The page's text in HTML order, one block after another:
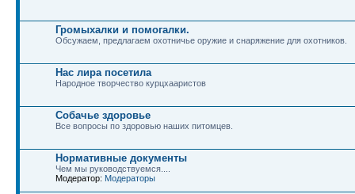
Громыхалки и помогалки.
Обсужаем, предлагаем охотничье оружие и снаряжение для охотников.
Нас лира посетила
Народное творчество курцхааристов
Собачье здоровье
Все вопросы по здоровью наших питомцев.
Нормативные документы
Чем мы руководствуемся....
Модератор: Модераторы